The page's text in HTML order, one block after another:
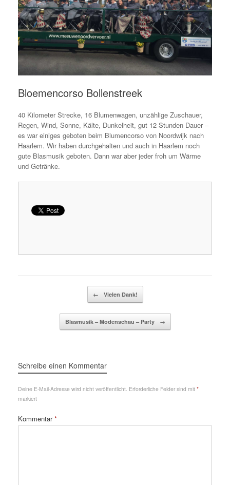
Bloemencorso Bollenstreek
40 Kilometer Strecke, 16 Blumenwagen, unzählige Zuschauer,
Regen, Wind, Sonne, Kälte, Dunkelheit, gut 12 Stunden Dauer –
es war einiges geboten beim Blumencorso von Noordwijk nach
Haarlem. Wir haben durchgehalten und auch in Haarlem noch
gute Blasmusik geboten. Dann war aber jeder froh um Wärme
und Getränke.
← Vielen Dank!
Blasmusik – Modenschau – Party →
Schreibe einen Kommentar
Deine E-Mail-Adresse wird nicht veröffentlicht. Erforderliche Felder sind mit *
markiert
Kommentar*